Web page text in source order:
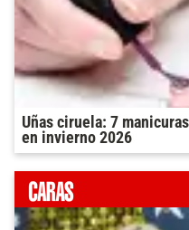
Uñas ciruela: 7
en invierno 2026